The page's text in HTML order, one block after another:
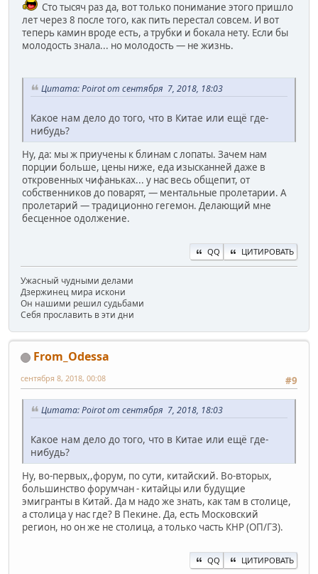
Сто тысяч раз да, вот только понимание этого пришло
лет через 8 после того, как пить перестал совсем. И вот
теперь камин вроде есть, а трубки и бокала нету. Если бы
молодость знала... но молодость — не жизнь.
Цитата: Poirot от сентября 7, 2018, 18:03
Какое нам дело до того, что в Китае или ещё где-
нибудь?
Ну, да: мы ж приучены к блинам с лопаты. Зачем нам
порции больше, цены ниже, еда изысканней даже в
откровенных чифаньках... у нас весь общепит, от
собственников до поварят, — ментальные пролетарии. А
пролетарий — традиционно гегемон. Делающий мне
бесценное одолжение.
QQ ЦИТИРОВАТЬ
Ужасный чудными делами
Дзержинец мира искони
Он нашими решил судьбами
Себя прославить в эти дни
From_Odessa
#9
сентября 8, 2018, 00:08
Цитата: Poirot от сентября 7, 2018, 18:03
Какое нам дело до того, что в Китае или ещё где-
нибудь?
Ну, во-первых,,форум, по сути, китайский. Во-вторых,
большинство форумчан - китайцы или будущие
эмигранты в Китай. Да м надо же знать, как там в столице,
а столица у нас где? В Пекине. Да, есть Московский
регион, но он же не столица, а только часть КНР (ОП/ГЗ).
QQ ЦИТИРОВАТЬ